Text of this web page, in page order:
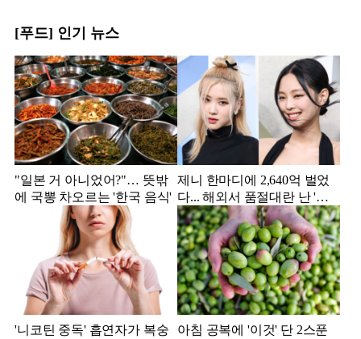
[푸드] 인기 뉴스
"일본 거 아니었어?"… 뜻밖
에 국뽕 차오르는 '한국 음식'
제니 한마디에 2,640억 벌었
다... 해외서 품절대란 난 '한
국 과자'
'니코틴 중독' 흡연자가 복숭
아침 공복에 '이것' 단 2스푼